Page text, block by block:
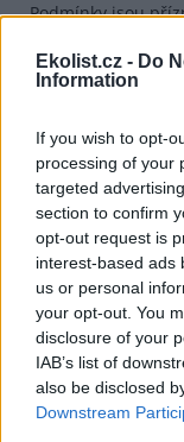
Ekolist.cz - Do
Information
If you wish to opt-
processing of your
targeted
section to confirm
opt-out request is
interest-based ads
us or personal
your opt-out. You
disclosure of your
IAB’s list of
also be disclosed
Downstream
Podmínky jsou
vegetaci. V
způsobit značné
Podmínky jsou
šíření požárů.
se na velké
Počet dnů s
republice v
teploty, častější
meteorologických
rozsáhlých požárů
Nový systém
informování
lesů, zemědělců i
vznikem a